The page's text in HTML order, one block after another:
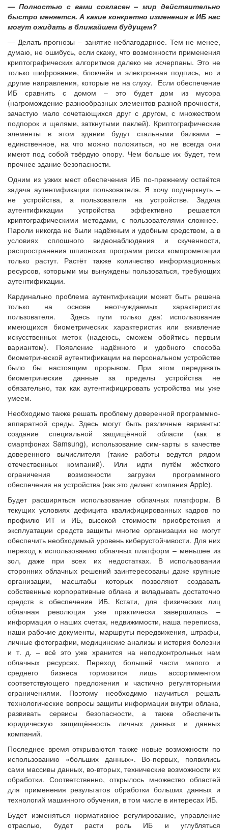
— Полностью с вами согласен – мир действительно
быстро меняется. А какие конкретно изменения в ИБ нас
могут ожидать в ближайшем будущем?
— Делать прогнозы – занятие неблагодарное. Тем не менее,
думаю, не ошибусь, если скажу, что возможности применения
криптографических алгоритмов далеко не исчерпаны. Это не
только шифрование, блокчейн и электронная подпись, но и
другие направления, которые не на слуху. Если обеспечение
ИБ сравнить с домом – это будет дом из мусора
(нагромождение разнообразных элементов разной прочности,
зачастую мало сочетающихся друг с другом, с множеством
подпорок и щелями, заткнутыми паклей). Криптографические
элементы в этом здании будут стальными балками –
единственное, на что можно положиться, но не всегда они
имеют под собой твёрдую опору. Чем больше их будет, тем
прочнее здание безопасности.
Одним из узких мест обеспечения ИБ по-прежнему остаётся
задача аутентификации пользователя. Я хочу подчеркнуть –
не устройства, а пользователя на устройстве. Задача
аутентификации устройства эффективно решается
криптографическими методами, с пользователями сложнее.
Пароли никогда не были надёжным и удобным средством, а в
условиях сплошного видеонаблюдения и скученности,
распространения шпионских программ риски компрометации
только растут. Растёт также количество информационных
ресурсов, которыми мы вынуждены пользоваться, требующих
аутентификации.
Кардинально проблема аутентификации может быть решена
только на основе неотчуждаемых характеристик
пользователя. Здесь пути только два: использование
имеющихся биометрических характеристик или вживление
искусственных меток (надеюсь, сможем обойтись первым
вариантом). Появление надёжного и удобного способа
биометрической аутентификации на персональном устройстве
было бы настоящим прорывом. При этом передавать
биометрические данные за пределы устройства не
обязательно, так как аутентифицировать устройства мы уже
умеем.
Необходимо также решать проблему доверенной программно-
аппаратной среды. Здесь могут быть различные варианты:
создание специальной защищённой области (как в
смартфонах Samsung), использование сим-карты в качестве
доверенного вычислителя (такие работы ведутся рядом
отечественных компаний). Или идти путём жёсткого
ограничения возможности загрузки программного
обеспечения на устройства (как это делает компания Apple).
Будет расширяться использование облачных платформ. В
текущих условиях дефицита квалифицированных кадров по
профилю ИТ и ИБ, высокой стоимости приобретения и
эксплуатации средств защиты многие организации не могут
обеспечить необходимый уровень киберустойчивости. Для них
переход к использованию облачных платформ – меньшее из
зол, даже при всех их недостатках. В использовании
сторонних облачных решений заинтересованы даже крупные
организации, масштабы которых позволяют создавать
собственные корпоративные облака и вкладывать достаточно
средств в обеспечение ИБ. Кстати, для физических лиц
облачная революция уже практически завершилась –
информация о наших счетах, недвижимости, наша переписка,
наши рабочие документы, маршруты передвижения, штрафы,
личные фотографии, медицинские анализы и история болезни
и т. д. – всё это уже хранится на неподконтрольных нам
облачных ресурсах. Переход большей части малого и
среднего бизнеса тормозится лишь ассортиментом
соответствующего предложения и частично регуляторными
ограничениями. Поэтому необходимо научиться решать
технологические вопросы защиты информации внутри облака,
развивать сервисы безопасности, а также обеспечить
юридическую защищённость личных данных и данных
компаний.
Последнее время открываются также новые возможности по
использованию «больших данных». Во-первых, появились
сами массивы данных, во-вторых, технические возможности их
обработки. Соответственно, открылось множество областей
для применения результатов обработки больших данных и
технологий машинного обучения, в том числе в интересах ИБ.
Будет изменяться нормативное регулирование, управление
отраслью, будет расти роль ИБ и углубляться